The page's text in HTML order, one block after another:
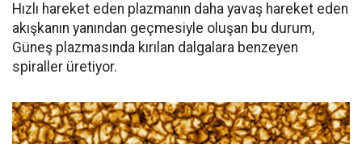
Hızlı hareket eden plazmanın daha yavaş hareket eden
akışkanın yanından geçmesiyle oluşan bu durum,
Güneş plazmasında kırılan dalgalara benzeyen
spiraller üretiyor.